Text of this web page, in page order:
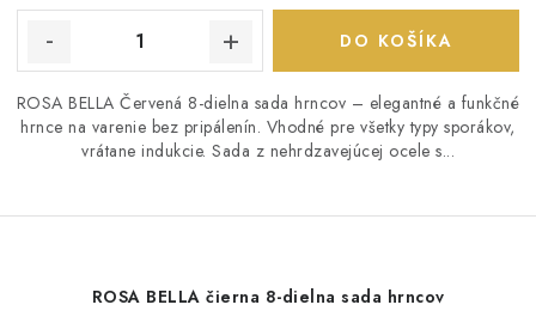
DO KOŠÍKA
ROSA BELLA Červená 8-dielna sada hrncov – elegantné a funkčné
hrnce na varenie bez pripálenín. Vhodné pre všetky typy sporákov,
vrátane indukcie. Sada z nehrdzavejúcej ocele s...
ROSA BELLA čierna 8-dielna sada hrncov